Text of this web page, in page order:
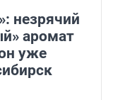
незрячий
аромат
уже